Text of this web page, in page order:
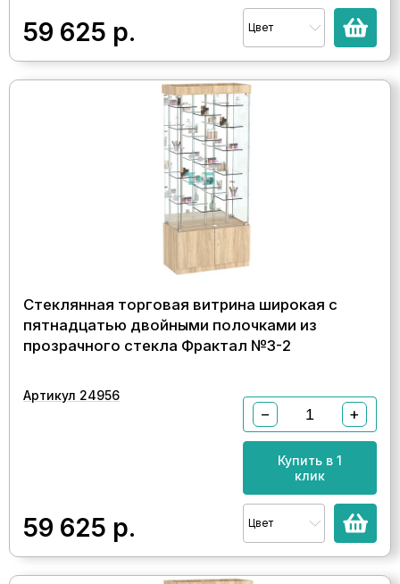
59 625 р. Цвет
Стеклянная торговая витрина широкая с
пятнадцатью двойными полочками из
прозрачного стекла Фрактал №3-2
Артикул 24956
59 625 р.
− +
Купить в 1
клик
Цвет